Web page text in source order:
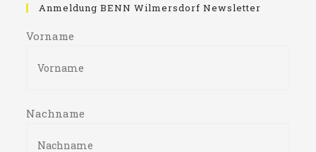
Anmeldung BENN Wilmersdorf Newsletter
Vorname
Nachname